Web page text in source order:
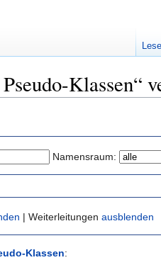
Klassen“
Namensraum:
| Weiterleitungen ausblenden
Klassen: